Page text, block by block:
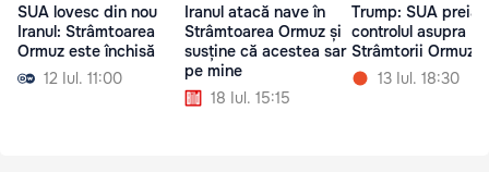
SUA lovesc din nou
Iranul: Strâmtoarea
Ormuz este închisă
12 Iul. 11:00
Iranul atacă nave în
Strâmtoarea Ormuz și
susține că acestea sar
pe mine
18 Iul. 15:15
Trump: SUA preiau
controlul asupra
Strâmtorii Ormuz
13 Iul. 18:30